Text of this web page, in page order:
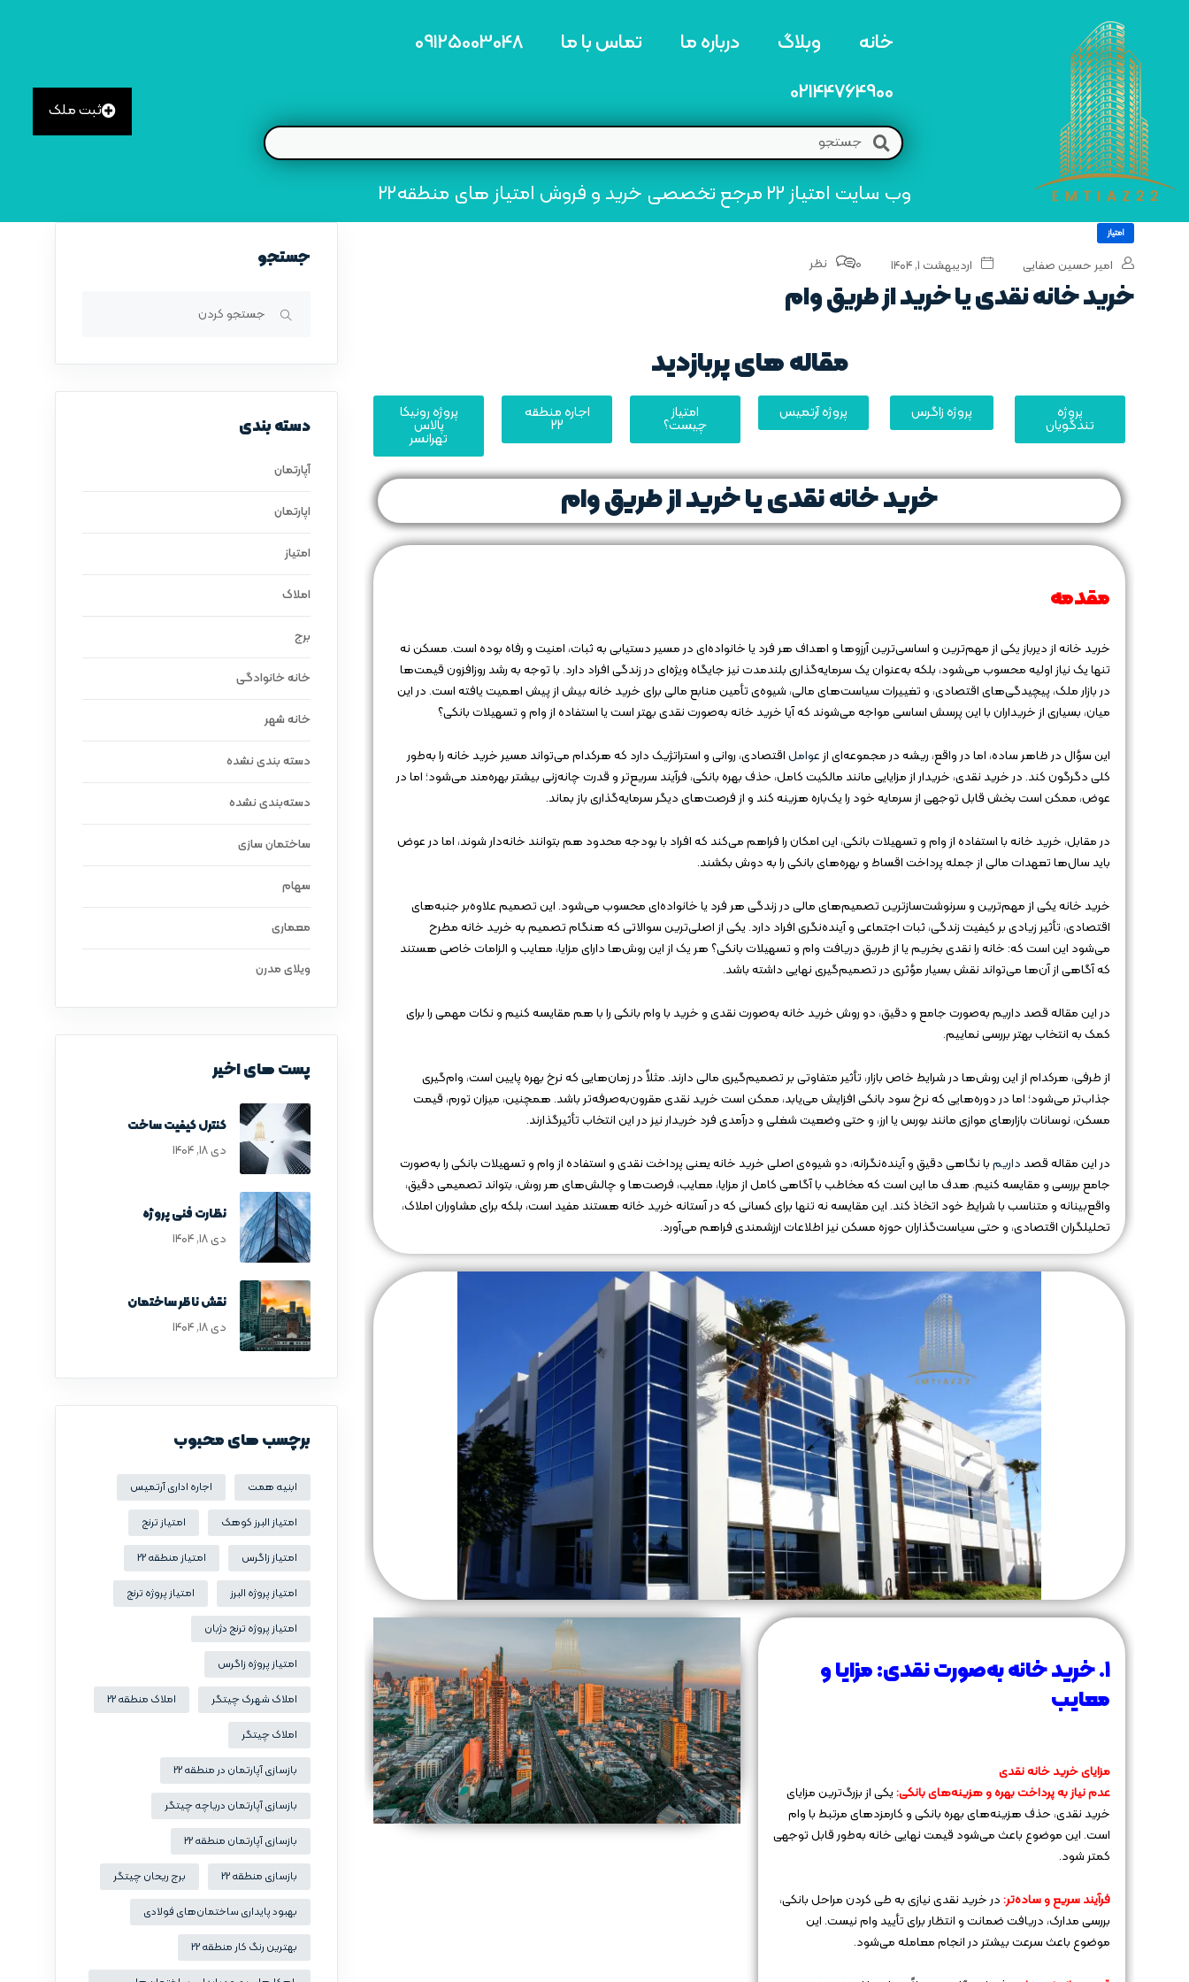
خانه وبلاگ درباره ما تماس با ما
09125003048
02144764900
وب سایت امتیاز 22 مرجع تخصصی خرید و فروش امتیاز های منطقه22
ثبت ملک
امتیاز
امیر حسین صفایی اردیبهشت ۱, ۱۴۰۴ 0 نظر
خرید خانه نقدی یا خرید از طریق وام
مقاله های پربازدید
پروژه
تندگویان
پروژه زاگرس پروژه آرتمیس امتیاز
چیست؟
اجاره منطقه
22
پروژه رونیکا
پالاس
تهرانسر
خرید خانه نقدی یا خرید از طریق وام
مقدمه
خرید خانه از دیرباز یکی از مهم‌ترین و اساسی‌ترین آرزوها و اهداف هر فرد یا خانواده‌ای در مسیر دستیابی به ثبات، امنیت و رفاه بوده است. مسکن نه
تنها یک نیاز اولیه محسوب می‌شود، بلکه به‌عنوان یک سرمایه‌گذاری بلندمدت نیز جایگاه ویژه‌ای در زندگی افراد دارد. با توجه به رشد روزافزون قیمت‌ها
در بازار ملک، پیچیدگی‌های اقتصادی، و تغییرات سیاست‌های مالی، شیوه‌ی تأمین منابع مالی برای خرید خانه بیش از پیش اهمیت یافته است. در این
میان، بسیاری از خریداران با این پرسش اساسی مواجه می‌شوند که آیا خرید خانه به‌صورت نقدی بهتر است یا استفاده از وام و تسهیلات بانکی؟
این سؤال در ظاهر ساده، اما در واقع، ریشه در مجموعه‌ای از عواملاقتصادی، روانی و استراتژیک دارد که هرکدام می‌تواند مسیر خرید خانه را به‌طور
کلی دگرگون کند. در خرید نقدی، خریدار از مزایایی مانند مالکیت کامل، حذف بهره بانکی، فرآیند سریع‌تر و قدرت چانه‌زنی بیشتر بهره‌مند می‌شود؛ اما در
عوض، ممکن است بخش قابل توجهی از سرمایه خود را یک‌باره هزینه کند و از فرصت‌های دیگر سرمایه‌گذاری باز بماند.
در مقابل، خرید خانه با استفاده از وام و تسهیلات بانکی، این امکان را فراهم می‌کند که افراد با بودجه محدود هم بتوانند خانه‌دار شوند، اما در عوض
باید سال‌ها تعهدات مالی از جمله پرداخت اقساط و بهره‌های بانکی را به دوش بکشند.
خرید خانه یکی از مهم‌ترین و سرنوشت‌سازترین تصمیم‌های مالی در زندگی هر فرد یا خانواده‌ای محسوب می‌شود. این تصمیم علاوه‌بر جنبه‌های
اقتصادی، تأثیر زیادی بر کیفیت زندگی، ثبات اجتماعی و آینده‌نگری افراد دارد. یکی از اصلی‌ترین سوالاتی که هنگام تصمیم به خرید خانه مطرح
می‌شود این است که: خانه را نقدی بخریم یا از طریق دریافت وام و تسهیلات بانکی؟ هر یک از این روش‌ها دارای مزایا، معایب و الزامات خاصی هستند
که آگاهی از آن‌ها می‌تواند نقش بسیار مؤثری در تصمیم‌گیری نهایی داشته باشد.
در این مقاله قصد داریم به‌صورت جامع و دقیق، دو روش خرید خانه به‌صورت نقدی و خرید با وام بانکی را با هم مقایسه کنیم و نکات مهمی را برای
کمک به انتخاب بهتر بررسی نماییم.
از طرفی، هرکدام از این روش‌ها در شرایط خاص بازار، تأثیر متفاوتی بر تصمیم‌گیری مالی دارند. مثلاً در زمان‌هایی که نرخ بهره پایین است، وام‌گیری
جذاب‌تر می‌شود؛ اما در دوره‌هایی که نرخ سود بانکی افزایش می‌یابد، ممکن است خرید نقدی مقرون‌به‌صرفه‌تر باشد. همچنین، میزان تورم، قیمت
مسکن، نوسانات بازارهای موازی مانند بورس یا ارز، و حتی وضعیت شغلی و درآمدی فرد خریدار نیز در این انتخاب تأثیرگذارند.
در این مقاله قصد داریمبا نگاهی دقیق و آینده‌نگرانه، دو شیوه‌ی اصلی خرید خانه یعنی پرداخت نقدی و استفاده از وام و تسهیلات بانکی را به‌صورت
جامع بررسی و مقایسه کنیم. هدف ما این است که مخاطب با آگاهی کامل از مزایا، معایب، فرصت‌ها و چالش‌های هر روش، بتواند تصمیمی دقیق،
واقع‌بینانه و متناسب با شرایط خود اتخاذ کند. این مقایسه نه تنها برای کسانی که در آستانه خرید خانه هستند مفید است، بلکه برای مشاوران املاک،
تحلیلگران اقتصادی، و حتی سیاست‌گذاران حوزه مسکن نیز اطلاعات ارزشمندی فراهم می‌آورد.
۱. خرید خانه به‌صورت نقدی: مزایا و
معایب
مزایای خرید خانه نقدی
عدم نیاز به پرداخت بهره و هزینه‌های بانکی:یکی از بزرگ‌ترین مزایای
خرید نقدی، حذف هزینه‌های بهره بانکی و کارمزدهای مرتبط با وام
است. این موضوع باعث می‌شود قیمت نهایی خانه به‌طور قابل توجهی
کمتر شود.
فرآیند سریع و ساده‌تر:در خرید نقدی نیازی به طی کردن مراحل بانکی،
بررسی مدارک، دریافت ضمانت و انتظار برای تأیید وام نیست. این
موضوع باعث سرعت بیشتر در انجام معامله می‌شود.
جستجو
دسته بندی
آپارتمان
اپارتمان
امتیاز
املاک
برج
خانه خانوادگی
خانه شهر
دسته بندی نشده
دسته‌بندی نشده
ساختمان سازی
سهام
معماری
ویلای مدرن
پست های اخیر
کنترل کیفیت ساخت
دی ۱۸, ۱۴۰۴
نظارت فنی پروژه
دی ۱۸, ۱۴۰۴
نقش ناظر ساختمان
دی ۱۸, ۱۴۰۴
برچسب های محبوب
ابنیه همت اجاره اداری آرتمیس
امتیاز البرز کوهک امتیاز ترنج
امتیاز زاگرس امتیاز منطقه 22
امتیاز پروژه البرز امتیاز پروژه ترنج
امتیاز پروژه ترنج دژبان
امتیاز پروژه زاگرس
املاک شهرک چیتگر املاک منطقه 22
املاک چیتگر
بازسازی آپارتمان در منطقه 22
بازسازی آپارتمان دریاچه چیتگر
بازسازی آپارتمان منطقه 22
بازسازی منطقه 22 برج ریحان چیتگر
بهبود پایداری ساختمان‌های فولادی
بهترین رنگ کار منطقه 22